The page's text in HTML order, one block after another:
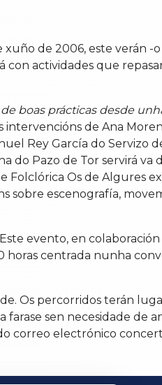
de 2006, este verán -
actividades que
boas prácticas desde
intervencións de Ana
Rey García do Servizo
do Pazo de Tor servirá va
Folclórica Os de Algures
sobre escenografía,
evento, en
horas centrada nunha
Os percorridos terán
farase sen necesidade de
correo electrónico